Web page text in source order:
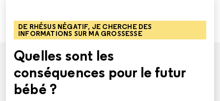
DE RHÉSUS NÉGATIF, JE CHERCHE DES
INFORMATIONS SUR MA GROSSESSE
Quelles sont les
conséquences pour le futur
bébé ?